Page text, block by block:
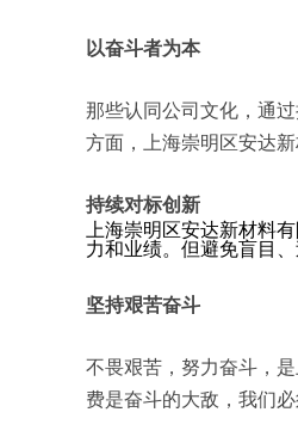
以奋斗者为本
那些认同公司文化，通
方面，上海崇明区安达
持续对标创新
上海崇明区安达新材料
力和业绩。但避免盲目
坚持艰苦奋斗
不畏艰苦，努力奋斗，
费是奋斗的大敌，我们